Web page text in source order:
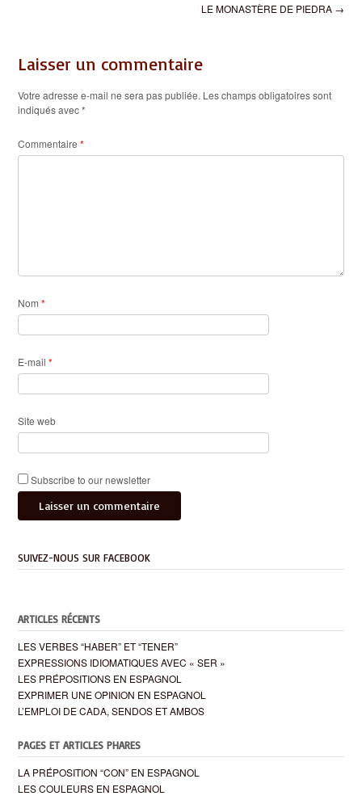
LE MONASTÈRE DE PIEDRA →
Laisser un commentaire
Votre adresse e-mail ne sera pas publiée. Les champs obligatoires sont
indiqués avec*
Commentaire *
Nom *
E-mail *
Site web
Subscribe to our newsletter
SUIVEZ-NOUS SUR FACEBOOK
ARTICLES RÉCENTS
LES VERBES “HABER” ET “TENER”
EXPRESSIONS IDIOMATIQUES AVEC « SER »
LES PRÉPOSITIONS EN ESPAGNOL
EXPRIMER UNE OPINION EN ESPAGNOL
L’EMPLOI DE CADA, SENDOS ET AMBOS
PAGES ET ARTICLES PHARES
LA PRÉPOSITION “CON” EN ESPAGNOL
LES COULEURS EN ESPAGNOL